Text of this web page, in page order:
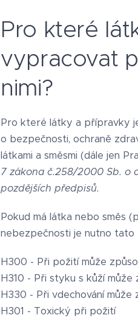
Pro které
vypracovat
nimi?
Pro které látky a přípravky
o bezpečnosti, ochraně
látkami a směsmi (dále jen
7 zákona č.258/2000 Sb. o
pozdějších předpisů.
Pokud má látka nebo směs
nebezpečnosti je nutno tato
H300 - Při požití může
H310 - Při styku s kůží
H330 - Při vdechování může
H301 - Toxický při požití